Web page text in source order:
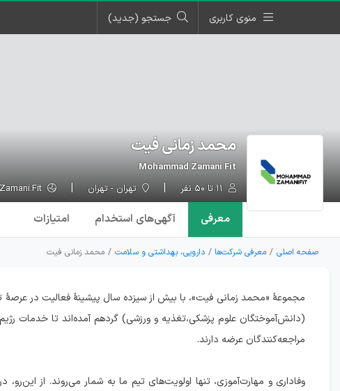
منوی کاربری جستجو (جدید)
محمد زمانی فیت
Mohammad Zamani Fit
تهران - تهران
معرفی آگهی‌های استخدام امتیازات
صفحه اصلی معرفی شرکت‌ها دارویی، بهداشتی و سلامت محمد زمانی فیت
مجموعۀ «محمد زمانی فیت»، با بیش از سیزده سال پیشینۀ فعالیت در عرصۀ
(دانش‌آموختگان علوم پزشکی،تغذیه و ورزشی) گردهم آمده‌اند تا خدمات
مراجعه‌کنندگان عرضه دارند.
وفاداری و مهارت‌آموزی، تنها اولویت‌های تیم ما به شمار می‌روند. از